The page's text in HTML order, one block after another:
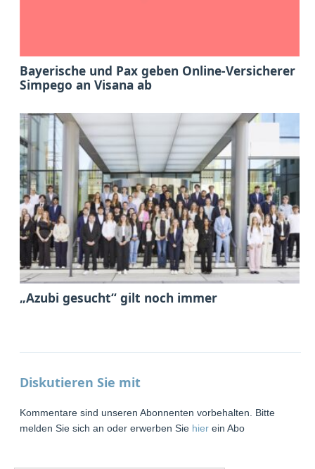
Bayerische und Pax geben Online-Versicherer
Simpego an Visana ab
„Azubi gesucht“ gilt noch immer
Diskutieren Sie mit
Kommentare sind unseren Abonnenten vorbehalten. Bitte
melden Sie sich an oder erwerben Sie hier ein Abo